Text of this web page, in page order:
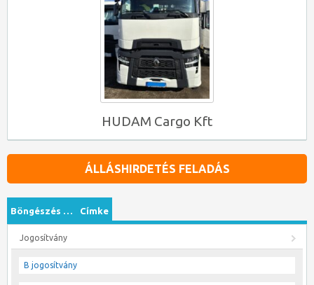
HUDAM Cargo Kft
ÁLLÁSHIRDETÉS FELADÁS
Böngészés … Címke
Jogosítvány
B jogosítvány